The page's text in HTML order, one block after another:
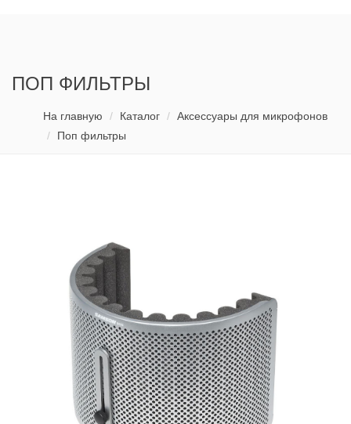
ПОП ФИЛЬТРЫ
На главную Каталог
Аксессуары для микрофонов
Поп фильтры